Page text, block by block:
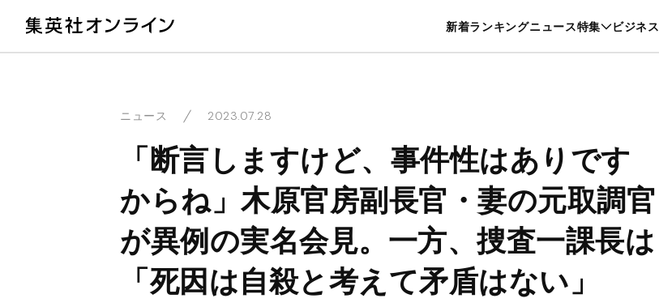
新着ランキングニュース特集 ビジネス
暮らし スポーツ ヘルスケア 美容
ニュース 2023.07.28
「断言しますけど、事件性はありです
からね」木原官房副長官・妻の元取調官
が異例の実名会見。一方、捜査一課長は
「死因は自殺と考えて矛盾はない」